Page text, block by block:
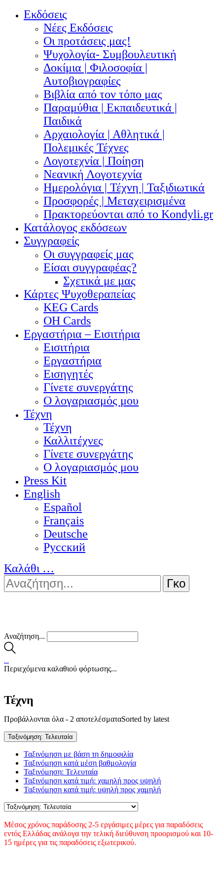
Εκδόσεις
Νέες Εκδόσεις
Οι προτάσεις μας!
Ψυχολογία- Συμβουλευτική
Δοκίμια | Φιλοσοφία |
Αυτοβιογραφίες
Βιβλία από τον τόπο μας
Παραμύθια | Εκπαιδευτικά |
Παιδικά
Αρχαιολογία | Αθλητικά |
Πολεμικές Τέχνες
Λογοτεχνία | Ποίηση
Νεανική Λογοτεχνία
Ημερολόγια | Τέχνη | Ταξιδιωτικά
Προσφορές | Μεταχειρισμένα
Πρακτορεύονται από το Kondyli.gr
Κατάλογος εκδόσεων
Συγγραφείς
Οι συγγραφείς μας
Είσαι συγγραφέας?
Σχετικά με μας
Κάρτες Ψυχοθεραπείας
KEG Cards
OH Cards
Εργαστήρια – Εισιτήρια
Εισιτήρια
Εργαστήρια
Εισηγητές
Γίνετε συνεργάτης
Ο λογαριασμός μου
Τέχνη
Τέχνη
Καλλιτέχνες
Γίνετε συνεργάτης
Ο λογαριασμός μου
Press Kit
English
Español
Français
Deutsche
Pусский
Καλάθι …
Αναζήτηση...
Περιεχόμενα καλαθιού φόρτωσης...
Τέχνη
Προβάλλονται όλα - 2 αποτελέσματαSorted by latest
Ταξινόμηση: Τελευταία
Ταξινόμηση με βάση τη δημοφιλία
Ταξινόμηση κατά μέση βαθμολογία
Ταξινόμηση: Τελευταία
Ταξινόμηση κατά τιμή: χαμηλή προς υψηλή
Ταξινόμηση κατά τιμή: υψηλή προς χαμηλή
Μέσος χρόνος παράδοσης 2-5 εργάσιμες μέρες για παραδόσεις
εντός Ελλάδας ανάλογα την τελική διεύθυνση προορισμού και 10-
15 ημέρες για τις παραδόσεις εξωτερικού.